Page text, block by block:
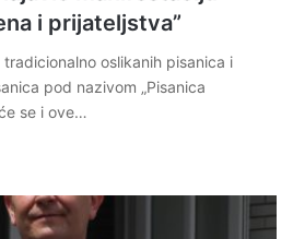
i prijateljstva”
oslikanih pisanica i
pod nazivom „Pisanica
se i ove…